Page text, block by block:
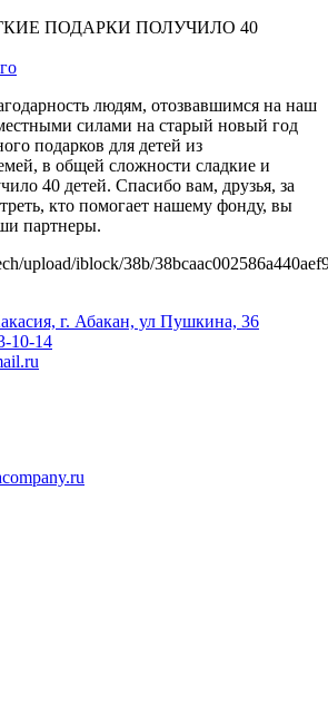
людям, отозвавшимся на наш
силами на старый новый год
подарков для детей из
в общей сложности сладкие и
40 детей. Спасибо вам, друзья, за
кто помогает нашему фонду, вы
партнеры.
upload/iblock/38b/
г. Абакан, ул Пушкина, 36
10-14